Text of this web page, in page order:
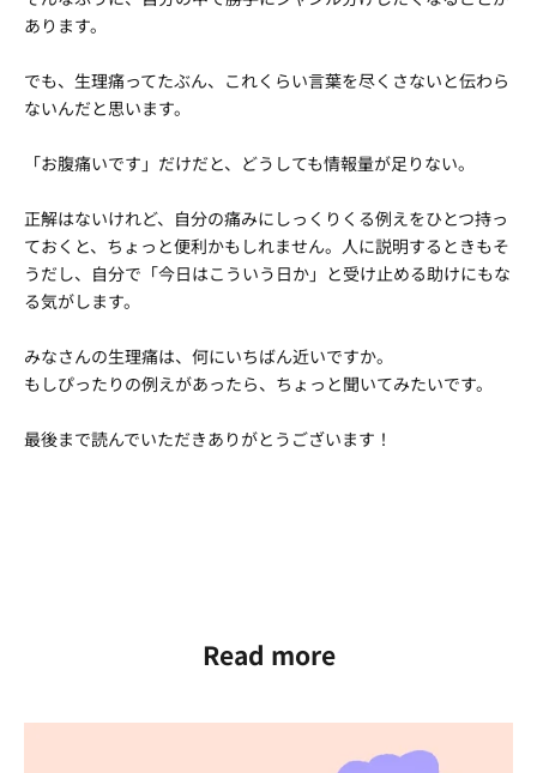
あります。
でも、生理痛ってたぶん、これくらい言葉を尽くさないと伝わら
ないんだと思います。
「お腹痛いです」だけだと、どうしても情報量が足りない。
正解はないけれど、自分の痛みにしっくりくる例えをひとつ持っ
ておくと、ちょっと便利かもしれません。人に説明するときもそ
うだし、自分で「今日はこういう日か」と受け止める助けにもな
る気がします。
みなさんの生理痛は、何にいちばん近いですか。
もしぴったりの例えがあったら、ちょっと聞いてみたいです。
最後まで読んでいただきありがとうございます！
Read more